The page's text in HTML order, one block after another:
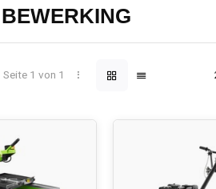
Seite 1 von 1